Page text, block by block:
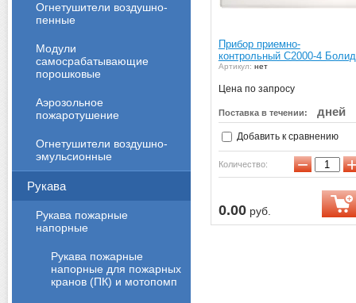
Прибор приемно-
контрольный С2000-4 Болид
Артикул: нет
Цена по запросу
Поставка в течении: дней
Добавить к сравнению
Количество: −
0.00руб.
Огнетушители воздушно-
пенные
Модули
самосрабатывающие
порошковые
Аэрозольное
пожаротушение
Огнетушители воздушно-
эмульсионные
Рукава
Рукава пожарные
напорные
Рукава пожарные
напорные для пожарных
кранов (ПК) и мотопомп